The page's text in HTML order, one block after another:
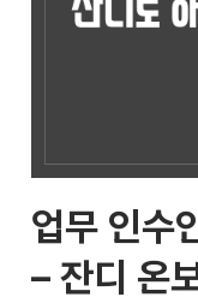
업무 인수
– 잔디 온